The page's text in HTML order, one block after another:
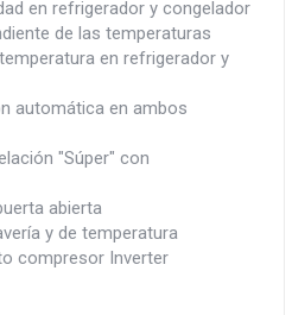
en refrigerador y congelador
de las temperaturas
en refrigerador y
automática en ambos
"Súper" con
abierta
y de temperatura
compresor Inverter